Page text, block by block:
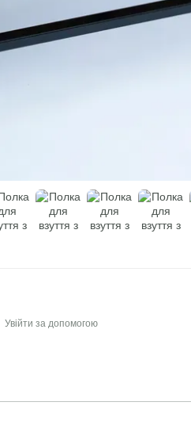
Увійти за допомогою